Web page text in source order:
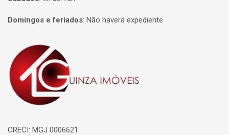
Domingos e feriados: Não haverá expediente
Página inicial
CRECI: MGJ 0006621